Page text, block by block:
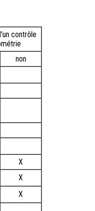
contrôle
non
X
X
X